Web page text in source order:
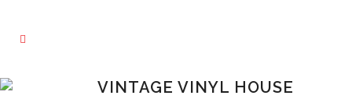
VINTAGE VINYL HOUSE